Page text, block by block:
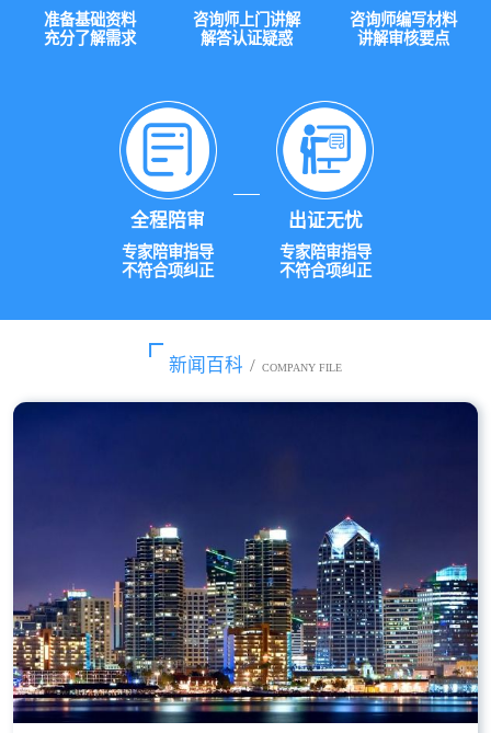
准备基础资料
充分了解需求
咨询师上门讲解
解答认证疑惑
咨询师编写材料
讲解审核要点
全程陪审
专家陪审指导
不符合项纠正
出证无忧
专家陪审指导
不符合项纠正
新闻百科 / COMPANY FILE